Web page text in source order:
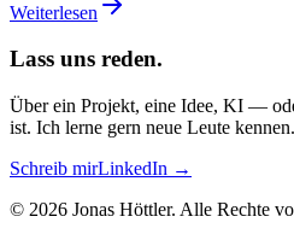
Weiterlesen
Lass uns reden.
Über ein Projekt, eine Idee, KI —
ist. Ich lerne gern neue Leute kennen.
Schreib mirLinkedIn →
© 2026 Jonas Höttler. Alle Rechte